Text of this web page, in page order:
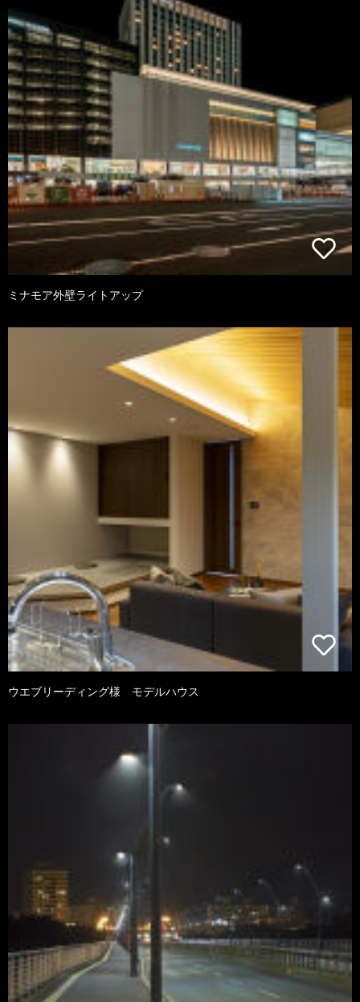
ミナモア外壁ライトアップ
ウエブリーディング様 モデルハウス